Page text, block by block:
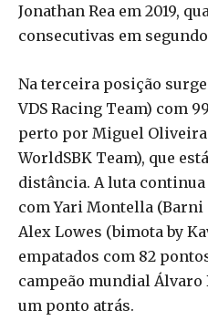
Jonathan Rea em 2019,
consecutivas em
Na terceira posição
VDS Racing Team) com
perto por Miguel
WorldSBK Team), que
distância. A luta
com Yari Montella (Barni
Alex Lowes (bimota by
empatados com 82
campeão mundial Álvaro
um ponto atrás.